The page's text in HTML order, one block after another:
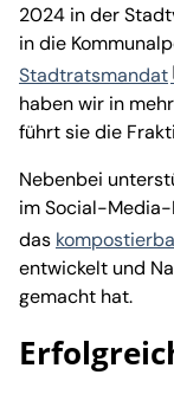
2024 in der
in die
Stadtratsmandat
haben wir in
führt sie die
Nebenbei
im Social-Media-
das
entwickelt und
gemacht hat.